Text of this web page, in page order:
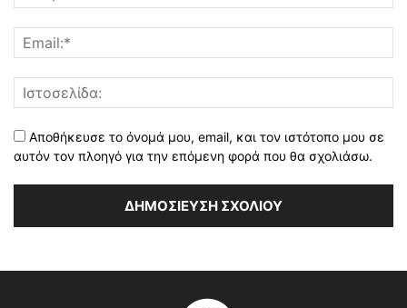
Αποθήκευσε το όνομά μου, email, και τον ιστότοπο μου σε
αυτόν τον πλοηγό για την επόμενη φορά που θα σχολιάσω.